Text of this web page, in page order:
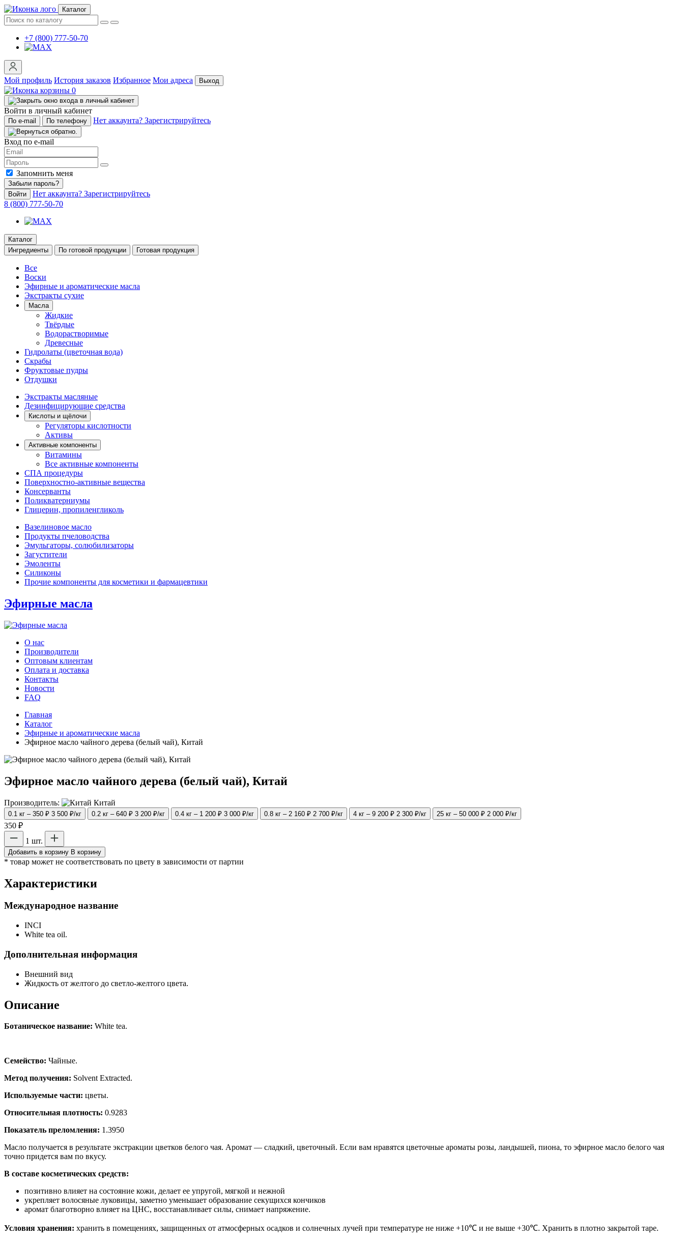
Каталог
+7 (800) 777-50-70
Мой профиль История заказов Избранное Мои адреса Выход
0
Войти в личный кабинет
По e-mail По телефону Нет аккаунта? Зарегистрируйтесь
Вход по e-mail
Запомнить меня
Забыли пароль?
Войти
Нет аккаунта? Зарегистрируйтесь
8 (800) 777-50-70
Каталог
Ингредиенты
По готовой продукции Готовая продукция
Все
Воски
Эфирные и ароматические масла
Экстракты сухие
Масла
Жидкие
Твёрдые
Водорастворимые
Древесные
Гидролаты (цветочная вода)
Скрабы
Фруктовые пудры
Отдушки
Экстракты масляные
Дезинфицирующие средства
Кислоты и щёлочи
Регуляторы кислотности
Активы
Активные компоненты
Витамины
Все активные компоненты
СПА процедуры
Поверхностно-активные вещества
Консерванты
Поликватерниумы
Глицерин, пропиленгликоль
Вазелиновое масло
Продукты пчеловодства
Эмульгаторы, солюбилизаторы
Загустители
Эмоленты
Силиконы
Прочие компоненты для косметики и фармацевтики
Эфирные масла
О нас
Производители
Оптовым клиентам
Оплата и доставка
Контакты
Новости
FAQ
Главная
Каталог
Эфирные и ароматические масла
Эфирное масло чайного дерева (белый чай), Китай
Эфирное масло чайного дерева (белый чай), Китай
Производитель: Китай
0.1 кг – 350 ₽ 3 500 ₽/кг 0.2 кг – 640 ₽ 3 200 ₽/кг 0.4 кг – 1 200 ₽ 3 000 ₽/кг 0.8 кг – 2 160 ₽ 2 700 ₽/кг 4 кг – 9 200 ₽ 2 300 ₽/кг 25 кг – 50 000 ₽ 2 000 ₽/кг
350 ₽
1 шт.
Добавить в корзину В корзину
* товар может не соответствовать по цвету в зависимости от партии
Характеристики
Международное название
INCI
White tea oil.
Дополнительная информация
Внешний вид
Жидкость от желтого до светло-желтого цвета.
Описание
Ботаническое название: White tea.
Семейство: Чайные.
Метод получения: Solvent Extracted.
Используемые части: цветы.
Относительная плотность: 0.9283
Показатель преломления: 1.3950
Масло получается в результате экстракции цветков белого чая. Аромат — сладкий, цветочный. Если вам нравятся цветочные ароматы розы, ландышей, пиона, то эфирное масло белого чая
точно придется вам по вкусу.
В составе косметических средств:
позитивно влияет на состояние кожи, делает ее упругой, мягкой и нежной
укрепляет волосяные луковицы, заметно уменьшает образование секущихся кончиков
аромат благотворно влияет на ЦНС, восстанавливает силы, снимает напряжение.
Условия хранения: хранить в помещениях, защищенных от атмосферных осадков и солнечных лучей при температуре не ниже +10℃ и не выше +30℃. Хранить в плотно закрытой таре.